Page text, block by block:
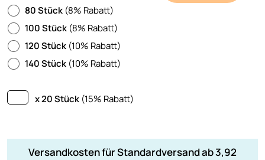
80 Stück (8% Rabatt)
100 Stück (8% Rabatt)
120 Stück (10% Rabatt)
140 Stück (10% Rabatt)
x 20 Stück (15% Rabatt)
Versandkosten für Standardversand ab 3,92